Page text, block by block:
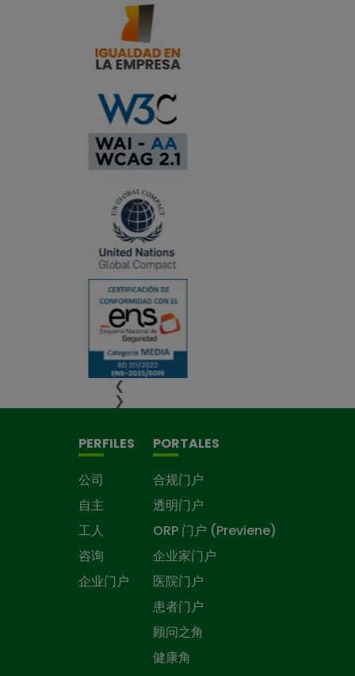
❮
❯
PERFILES
公司
自主
工人
咨询
企业门户
PORTALES
合规门户
透明门户
ORP 门户 (Previene)
企业家门户
医院门户
患者门户
顾问之角
健康角